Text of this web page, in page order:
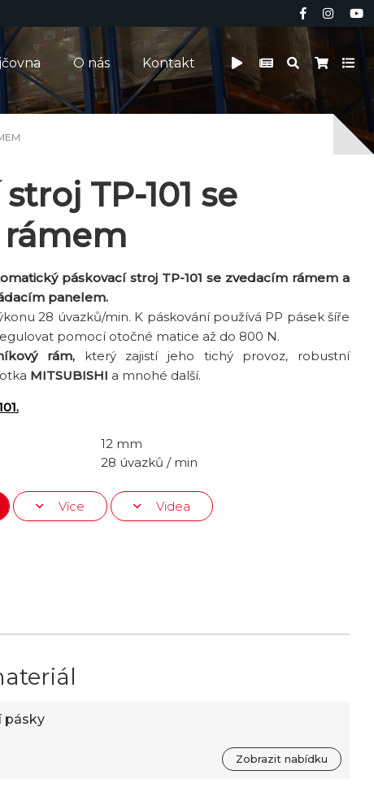
O nás Kontakt
TP-101 se
páskovací stroj TP-101 se zvedacím rámem a
panelem.
28 úvazků/min. K páskování používá PP pásek šíře
pomocí otočné matice až do 800 N.
rám, který zajistí jeho tichý provoz, robustní
MITSUBISHI a mnohé další.
12 mm
28 úvazků / min
Více Videa
pásky
Zobrazit nabídku